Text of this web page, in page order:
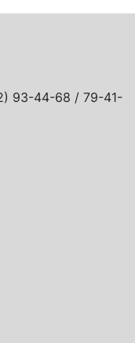
93-44-68 / 79-41-